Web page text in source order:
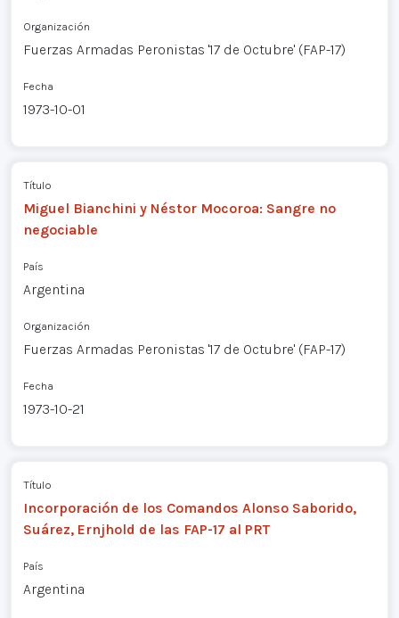
Organización
Fuerzas Armadas Peronistas '17 de Octubre' (FAP-17)
Fecha
1973-10-01
Título
Miguel Bianchini y Néstor Mocoroa: Sangre no
negociable
País
Argentina
Organización
Fuerzas Armadas Peronistas '17 de Octubre' (FAP-17)
Fecha
1973-10-21
Título
Incorporación de los Comandos Alonso Saborido,
Suárez, Ernjhold de las FAP-17 al PRT
País
Argentina